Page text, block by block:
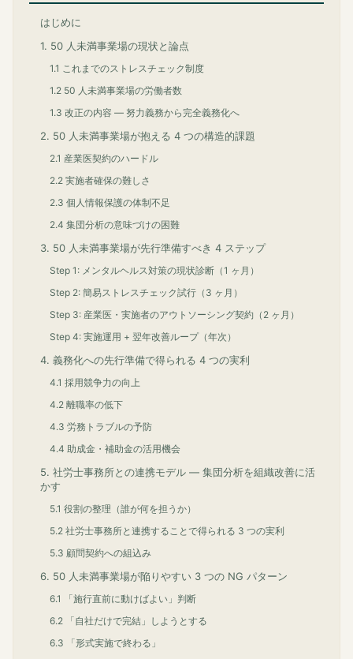
はじめに
1. 50 人未満事業場の現状と論点
1.1 これまでのストレスチェック制度
1.2 50 人未満事業場の労働者数
1.3 改正の内容 ― 努力義務から完全義務化へ
2. 50 人未満事業場が抱える 4 つの構造的課題
2.1 産業医契約のハードル
2.2 実施者確保の難しさ
2.3 個人情報保護の体制不足
2.4 集団分析の意味づけの困難
3. 50 人未満事業場が先行準備すべき 4 ステップ
Step 1: メンタルヘルス対策の現状診断（1 ヶ月）
Step 2: 簡易ストレスチェック試行（3 ヶ月）
Step 3: 産業医・実施者のアウトソーシング契約（2 ヶ月）
Step 4: 実施運用 + 翌年改善ループ（年次）
4. 義務化への先行準備で得られる 4 つの実利
4.1 採用競争力の向上
4.2 離職率の低下
4.3 労務トラブルの予防
4.4 助成金・補助金の活用機会
5. 社労士事務所との連携モデル ― 集団分析を組織改善に活
かす
5.1 役割の整理（誰が何を担うか）
5.2 社労士事務所と連携することで得られる 3 つの実利
5.3 顧問契約への組込み
6. 50 人未満事業場が陥りやすい 3 つの NG パターン
6.1 「施行直前に動けばよい」判断
6.2 「自社だけで完結」しようとする
6.3 「形式実施で終わる」